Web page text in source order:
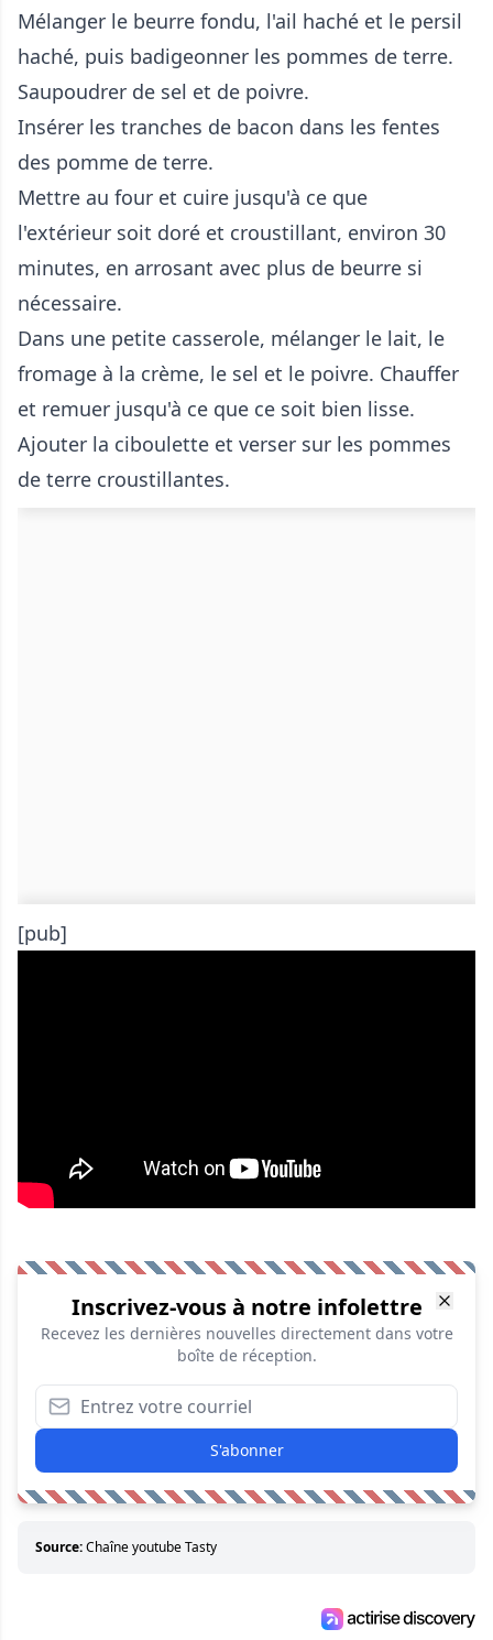
Mélanger le beurre fondu, l'ail haché et le persil
haché, puis badigeonner les pommes de terre.
Saupoudrer de sel et de poivre.
Insérer les tranches de bacon dans les fentes
des pomme de terre.
Mettre au four et cuire jusqu'à ce que
l'extérieur soit doré et croustillant, environ 30
minutes, en arrosant avec plus de beurre si
nécessaire.
Dans une petite casserole, mélanger le lait, le
fromage à la crème, le sel et le poivre. Chauffer
et remuer jusqu'à ce que ce soit bien lisse.
Ajouter la ciboulette et verser sur les pommes
de terre croustillantes.
[pub]
Inscrivez-vous à notre infolettre
Recevez les dernières nouvelles directement dans votre
boîte de réception.
S'abonner
Source:Chaîne youtube Tasty